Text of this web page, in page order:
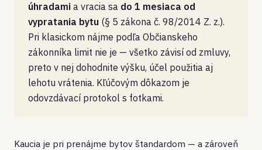
úhradami a vracia sa do 1 mesiaca od
vypratania bytu (§ 5 zákona č. 98/2014 Z. z.).
Pri klasickom nájme podľa Občianskeho
zákonníka limit nie je — všetko závisí od zmluvy,
preto v nej dohodnite výšku, účel použitia aj
lehotu vrátenia. Kľúčovým dôkazom je
odovzdávací protokol s fotkami.
Kaucia je pri prenájme bytov štandardom — a zároveň